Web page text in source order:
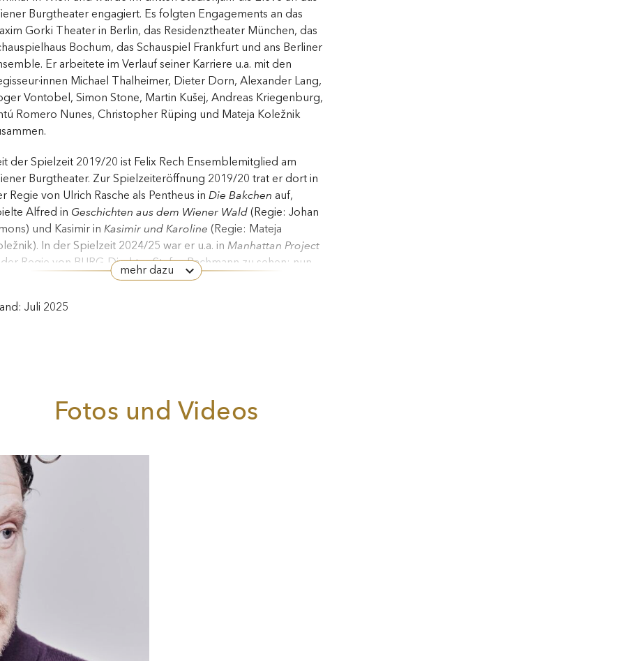
Burgtheater engagiert. Es folgten Engagements an das
Gorki Theater in Berlin, das Residenztheater München, das
Bochum, das Schauspiel Frankfurt und ans Berliner
Er arbeitete im Verlauf seiner Karriere u.a. mit den
Michael Thalheimer, Dieter Dorn, Alexander Lang,
Vontobel, Simon Stone, Martin Kušej, Andreas Kriegenburg,
Romero Nunes, Christopher Rüping und Mateja Koležnik
der Spielzeit 2019/20 ist Felix Rech Ensemblemitglied am
Burgtheater. Zur Spielzeiteröffnung 2019/20 trat er dort in
Regie von Ulrich Rasche als Pentheus in Die Bakchen auf,
Alfred in Geschichten aus dem Wiener Wald (Regie: Johan
und Kasimir in Kasimir und Karoline (Regie: Mateja
In der Spielzeit 2024/25 war er u.a. in Manhattan Project
Regie von BURG-Direktor Stefan Bachmann zu sehen; nun
er bei den Salzburger Festspielen in
mehr dazu
Juli 2025
Fotos und Videos